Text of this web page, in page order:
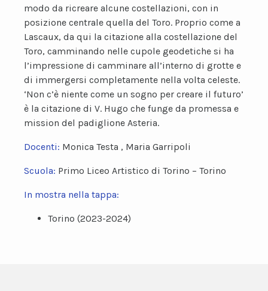
modo da ricreare alcune costellazioni, con in
posizione centrale quella del Toro. Proprio come a
Lascaux, da qui la citazione alla costellazione del
Toro, camminando nelle cupole geodetiche si ha
l’impressione di camminare all’interno di grotte e
di immergersi completamente nella volta celeste.
‘Non c’è niente come un sogno per creare il futuro’
è la citazione di V. Hugo che funge da promessa e
mission del padiglione Asteria.
Docenti: Monica Testa , Maria Garripoli
Scuola: Primo Liceo Artistico di Torino – Torino
In mostra nella tappa:
Torino (2023-2024)